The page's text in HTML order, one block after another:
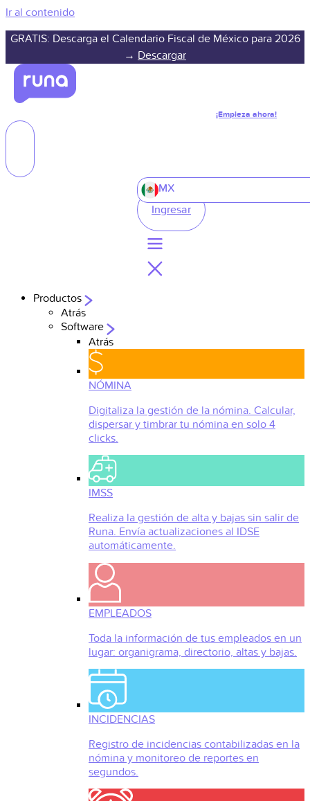
Ir al contenido
GRATIS: Descarga el Calendario Fiscal de México para 2026
→ Descargar
¡Empieza ahora!
MX
Ingresar
Productos
Atrás
Software
Atrás
NÓMINA
Digitaliza la gestión de la nómina. Calcular,
dispersar y timbrar tu nómina en solo 4
clicks.
IMSS
Realiza la gestión de alta y bajas sin salir de
Runa. Envía actualizaciones al IDSE
automáticamente.
EMPLEADOS
Toda la información de tus empleados en un
lugar: organigrama, directorio, altas y bajas.
INCIDENCIAS
Registro de incidencias contabilizadas en la
nómina y monitoreo de reportes en
segundos.